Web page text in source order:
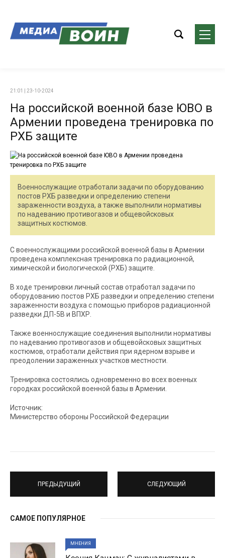
21:01 | 23-10-2024
На российской военной базе ЮВО в
Армении проведена тренировка по
РХБ защите
Военнослужащие отработали задачи по оборудованию
постов РХБ разведки и определению степени
зараженности воздуха, а также выполнили нормативы
по надеванию противогазов и общевойсковых
защитных костюмов.
С военнослужащими российской военной базы в Армении
проведена комплексная тренировка по радиационной,
химической и биологической (РХБ) защите.
В ходе тренировки личный состав отработал задачи по
оборудованию постов РХБ разведки и определению степени
зараженности воздуха с помощью приборов радиационной
разведки ДП-5В и ВПХР.
Также военнослужащие соединения выполнили нормативы
по надеванию противогазов и общевойсковых защитных
костюмов, отработали действия при ядерном взрыве и
преодолении зараженных участков местности.
Тренировка состоялись одновременно во всех военных
городках российской военной базы в Армении.
Источник:
Министерство обороны Российской Федерации
ПРЕДЫДУЩИЙ СЛЕДУЮЩИЙ
САМОЕ ПОПУЛЯРНОЕ
МНЕНИЯ